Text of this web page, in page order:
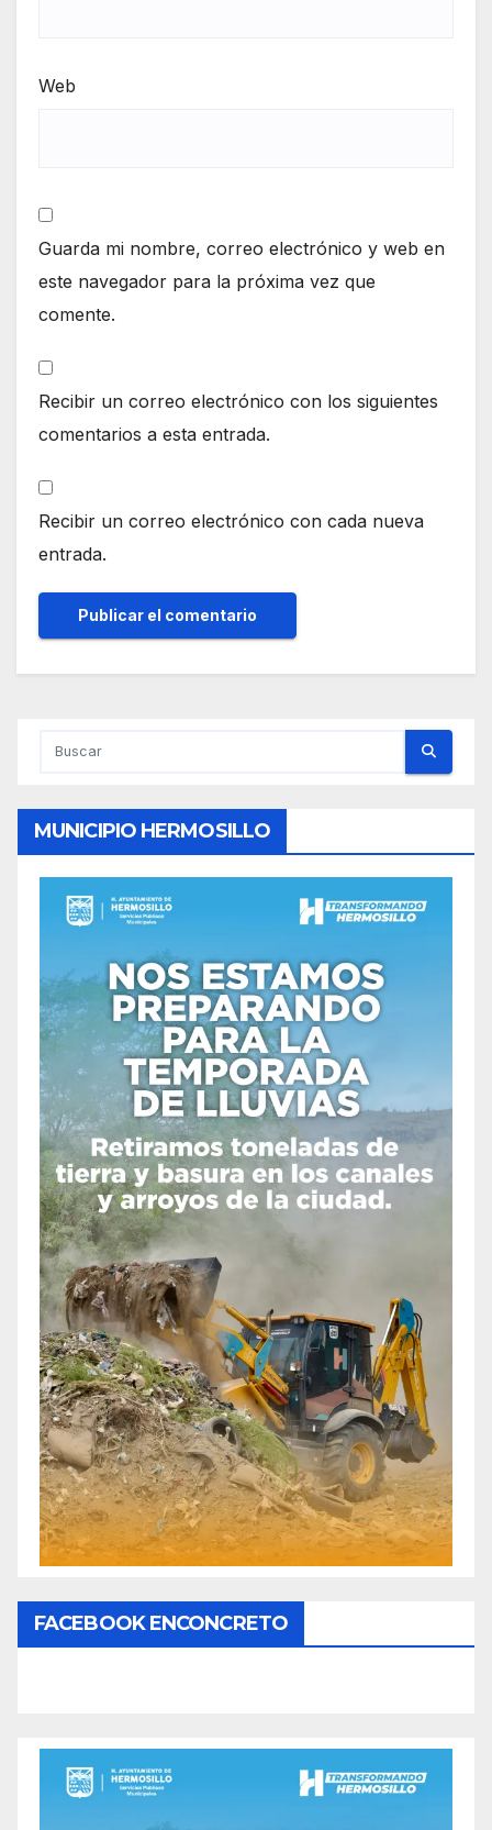
Web
Guarda mi nombre, correo electrónico y web en
este navegador para la próxima vez que
comente.
Recibir un correo electrónico con los siguientes
comentarios a esta entrada.
Recibir un correo electrónico con cada nueva
entrada.
MUNICIPIO HERMOSILLO
FACEBOOK ENCONCRETO